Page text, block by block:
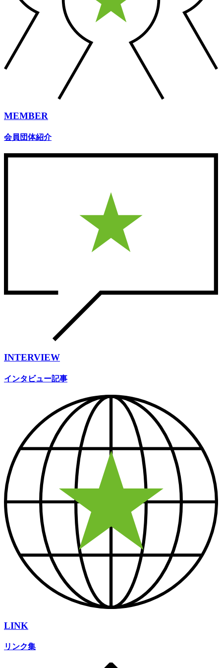
MEMBER
会員団体紹介
INTERVIEW
インタビュー記事
LINK
リンク集